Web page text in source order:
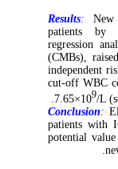
Results
:
patients
regression
(CMBs),
independent
cut-off WBC
7.65×109 /L
Conclusion:
patients
potential